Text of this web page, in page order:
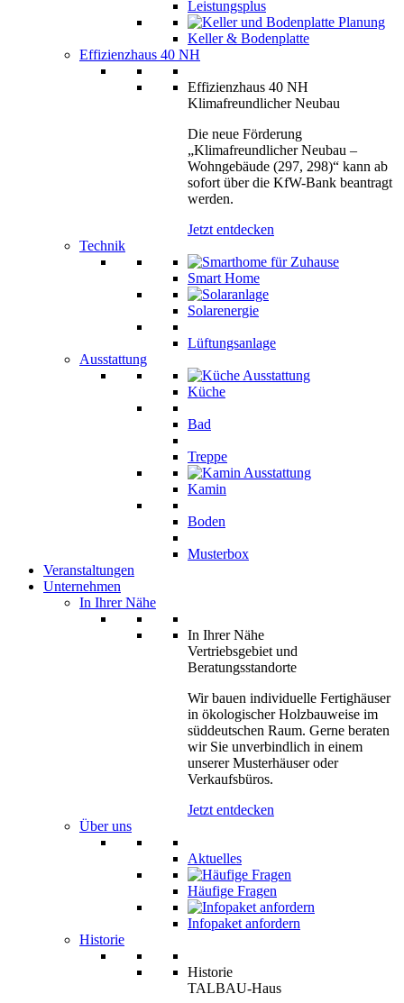
Leistungsplus
Keller & Bodenplatte
Effizienzhaus 40 NH
Effizienzhaus 40 NH
Klimafreundlicher Neubau
Die neue Förderung
„Klimafreundlicher Neubau –
Wohngebäude (297, 298)“ kann ab
sofort über die KfW-Bank beantragt
werden.
Jetzt entdecken
Technik
Smart Home
Solarenergie
Lüftungsanlage
Ausstattung
Küche
Bad
Treppe
Kamin
Boden
Musterbox
Veranstaltungen
Unternehmen
In Ihrer Nähe
In Ihrer Nähe
Vertriebsgebiet und
Beratungsstandorte
Wir bauen individuelle Fertighäuser
in ökologischer Holzbauweise im
süddeutschen Raum. Gerne beraten
wir Sie unverbindlich in einem
unserer Musterhäuser oder
Verkaufsbüros.
Jetzt entdecken
Über uns
Aktuelles
Häufige Fragen
Infopaket anfordern
Historie
Historie
TALBAU-Haus